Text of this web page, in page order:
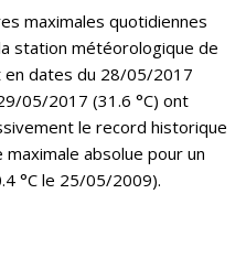
maximales quotidiennes
station météorologique de
en dates du 28/05/2017
05/2017 (31.6 °C) ont
le record historique
absolue pour un
°C le 25/05/2009).